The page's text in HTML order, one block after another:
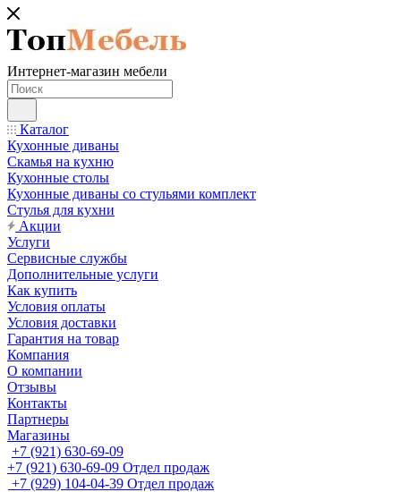
Интернет-магазин мебели
Каталог
Кухонные диваны
Скамья на кухню
Кухонные столы
Кухонные диваны со стульями комплект
Стулья для кухни
Акции
Услуги
Сервисные службы
Дополнительные услуги
Как купить
Условия оплаты
Условия доставки
Гарантия на товар
Компания
О компании
Отзывы
Контакты
Партнеры
Магазины
+7 (921) 630-69-09
+7 (921) 630-69-09 Отдел продаж
+7 (929) 104-04-39 Отдел продаж